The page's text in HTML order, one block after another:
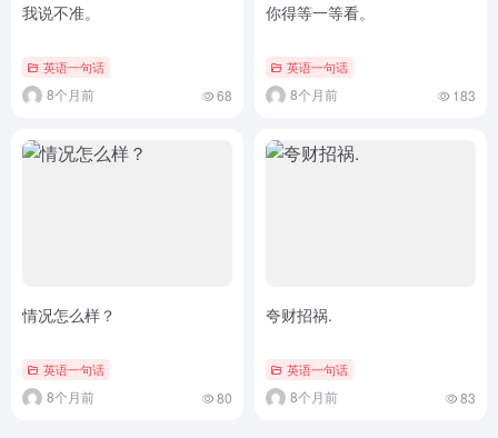
我说不准。
英语一句话
8个月前 68
你得等一等看。
英语一句话
8个月前 183
情况怎么样？
英语一句话
8个月前 80
夸财招祸.
英语一句话
8个月前 83